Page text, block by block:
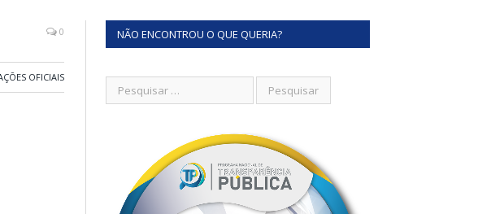
0
OFICIAIS
NÃO ENCONTROU O QUE QUERIA?